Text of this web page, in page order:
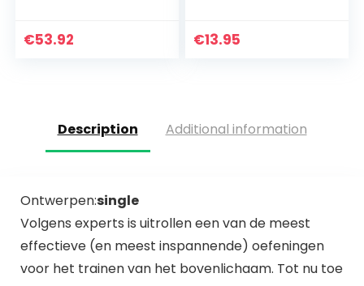
Workout, Pols
€53.92
onderarmtrainer
€13.95
Description Additional information
Ontwerpen:single
Volgens experts is uitrollen een van de meest
effectieve (en meest inspannende) oefeningen
voor het trainen van het bovenlichaam. Tot nu toe